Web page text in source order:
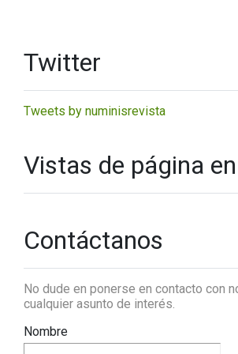
Twitter
Tweets by numinisrevista
Vistas de página
Contáctanos
No dude en ponerse en contacto con
cualquier asunto de interés.
Nombre